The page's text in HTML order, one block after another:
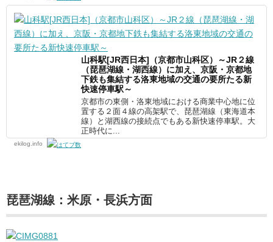
山科駅[JR西日本]（京都市山科区）～JR２線
（琵琶湖線・湖西線）に加え、京阪・京都地
下鉄も集結する洛東地域の交通の要所たる新
快速停車駅～
京都市の東側・洛東地域における商業中心地に位
置する２面４線の高架駅で、琵琶湖線（東海道本
線）と湖西線の接続点でもある新快速停車駅。大
正時代に...
ekilog.info
琵琶湖線：米原・長浜方面